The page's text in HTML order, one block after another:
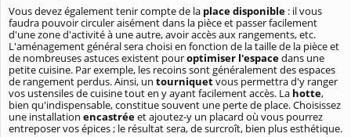
Vous devez également tenir compte de la place disponible : il vous
faudra pouvoir circuler aisément dans la pièce et passer facilement
d'une zone d'activité à une autre, avoir accès aux rangements, etc.
L'aménagement général sera choisi en fonction de la taille de la pièce et
de nombreuses astuces existent pouroptimiser l'espacedans une
petite cuisine. Par exemple, les recoins sont généralement des espaces
de rangement perdus. Ainsi, un tourniquetvous permettra d'y ranger
vos ustensiles de cuisine tout en y ayant facilement accès. La hotte,
bien qu'indispensable, constitue souvent une perte de place. Choisissez
une installation encastréeet ajoutez-y un placard où vous pourrez
entreposer vos épices ; le résultat sera, de surcroît, bien plus esthétique.